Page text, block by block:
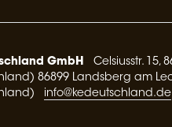
GmbH Celsiusstr. 15,
86899 Landsberg am
info@kedeutschland.de